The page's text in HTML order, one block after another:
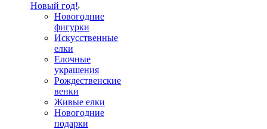
Новый год!
Новогодние
фигурки
Искусственные
елки
Елочные
украшения
Рождественские
венки
Живые елки
Новогодние
подарки